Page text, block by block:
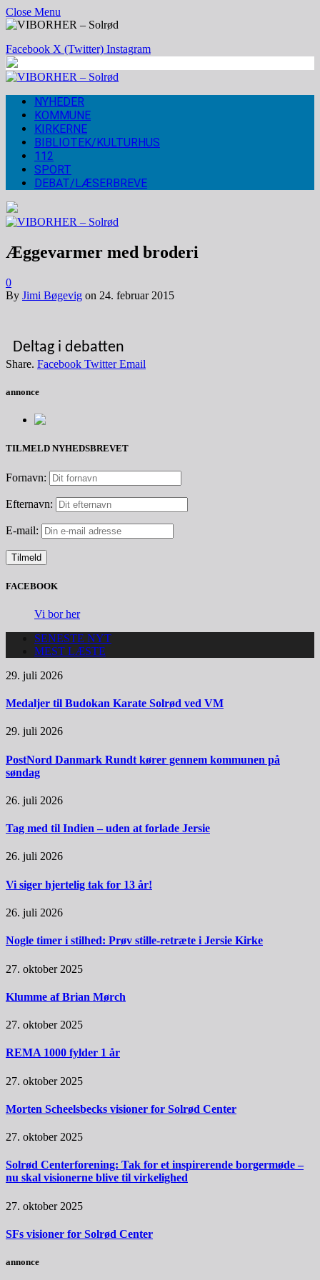
Close Menu
Facebook X (Twitter) Instagram
NYHEDER
KOMMUNE
KIRKERNE
BIBLIOTEK/KULTURHUS
112
SPORT
DEBAT/LÆSERBREVE
Æggevarmer med broderi
0
By Jimi Bøgevig on 24. februar 2015
Deltag i debatten
Share. Facebook Twitter Email
annonce
TILMELD NYHEDSBREVET
Fornavn:
Efternavn:
E-mail:
FACEBOOK
Vi bor her
SENESTE NYT
MEST LÆSTE
29. juli 2026
Medaljer til Budokan Karate Solrød ved VM
29. juli 2026
PostNord Danmark Rundt kører gennem kommunen på
søndag
26. juli 2026
Tag med til Indien – uden at forlade Jersie
26. juli 2026
Vi siger hjertelig tak for 13 år!
26. juli 2026
Nogle timer i stilhed: Prøv stille-retræte i Jersie Kirke
27. oktober 2025
Klumme af Brian Mørch
27. oktober 2025
REMA 1000 fylder 1 år
27. oktober 2025
Morten Scheelsbecks visioner for Solrød Center
27. oktober 2025
Solrød Centerforening: Tak for et inspirerende borgermøde –
nu skal visionerne blive til virkelighed
27. oktober 2025
SFs visioner for Solrød Center
annonce